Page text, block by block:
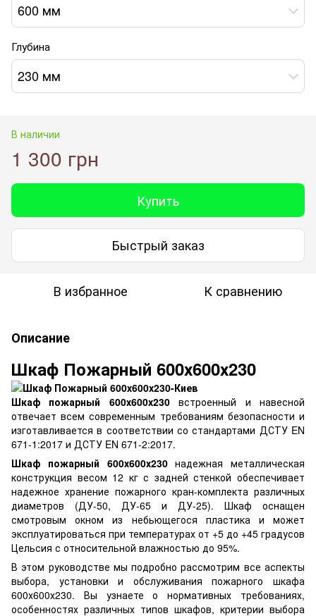
600 мм
Глубина
230 мм
В наличии
1 300 грн
Купить
Быстрый заказ
В избранное К сравнению
Описание
Шкаф Пожарный 600х600х230
Шкаф пожарный 600х600х230встроенный и навесной
отвечает всем современным требованиям безопасности и
изготавливается в соответствии со стандартами ДСТУ EN
671-1:2017 и ДСТУ EN 671-2:2017.
Шкаф пожарный 600х600х230надежная металлическая
конструкция весом 12 кг с задней стенкой обеспечивает
надежное хранение пожарного кран-комплекта различных
диаметров (ДУ-50, ДУ-65 и ДУ-25). Шкаф оснащен
смотровым окном из небьющегося пластика и может
эксплуатироваться при температурах от +5 до +45 градусов
Цельсия с относительной влажностью до 95%.
В этом руководстве мы подробно рассмотрим все аспекты
выбора, установки и обслуживания пожарного шкафа
600х600х230. Вы узнаете о нормативных требованиях,
особенностях различных типов шкафов, критерии выбора